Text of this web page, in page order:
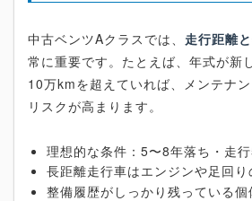
中古ベンツAクラスでは、 走行距離
常に重要です。たとえば、年式が新
10万kmを超えていれば、メンテナ
リスクが高まります。
理想的な条件：5〜8年落ち・走
長距離走行車はエンジンや足回
整備履歴がしっかり残っている個